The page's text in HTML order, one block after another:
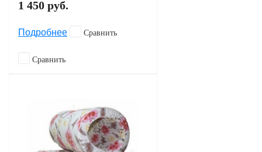
1 450 руб.
Подробнее Сравнить
Сравнить